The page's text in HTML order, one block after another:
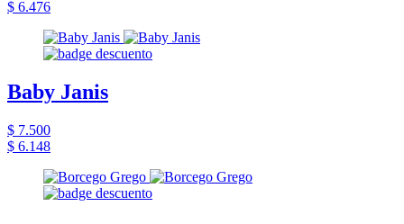
$ 6.476
Baby Janis
$ 7.500
$ 6.148